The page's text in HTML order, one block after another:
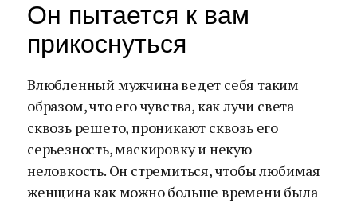
Он пытается к вам
прикоснуться
Влюбленный мужчина ведет себя таким
образом, что его чувства, как лучи света
сквозь решето, проникают сквозь его
серьезность, маскировку и некую
неловкость. Он стремиться, чтобы любимая
женщина как можно больше времени была